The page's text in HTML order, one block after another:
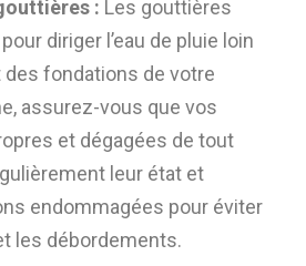
: Les gouttières
diriger l’eau de pluie loin
fondations de votre
assurez-vous que vos
et dégagées de tout
leur état et
endommagées pour éviter
les débordements.